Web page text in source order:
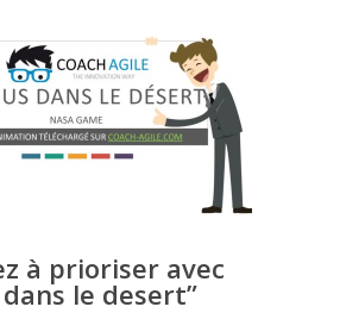
à prioriser avec
le desert”